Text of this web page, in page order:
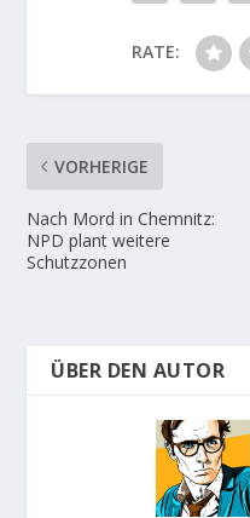
RATE:
VORHERIGE
Nach Mord in Chemnitz:
NPD plant weitere
Schutzzonen
ÜBER DEN AUTOR